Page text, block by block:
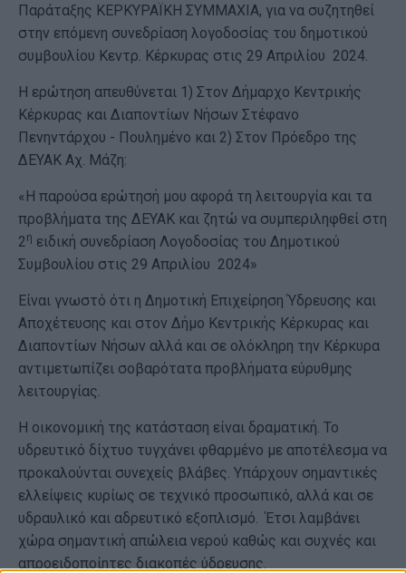
Παράταξης ΚΕΡΚΥΡΑΪΚΗ ΣΥΜΜΑΧΙΑ, για να συζητηθεί
στην επόμενη συνεδρίαση λογοδοσίας του δημοτικού
συμβουλίου Κεντρ. Κέρκυρας στις 29 Απριλίου 2024.
Η ερώτηση απευθύνεται 1) Στον Δήμαρχο Κεντρικής
Κέρκυρας και Διαποντίων Νήσων Στέφανο
Πενηντάρχου - Πουλημένο και 2) Στον Πρόεδρο της
ΔΕΥΑΚ Αχ. Μάζη:
«Η παρούσα ερώτησή μου αφορά τη λειτουργία και τα
προβλήματα της ΔΕΥΑΚ και ζητώ να συμπεριληφθεί στη
2 η ειδική συνεδρίαση Λογοδοσίας του Δημοτικού
Συμβουλίου στις 29 Απριλίου 2024»
Είναι γνωστό ότι η Δημοτική Επιχείρηση Ύδρευσης και
Αποχέτευσης και στον Δήμο Κεντρικής Κέρκυρας και
Διαποντίων Νήσων αλλά και σε ολόκληρη την Κέρκυρα
αντιμετωπίζει σοβαρότατα προβλήματα εύρυθμης
λειτουργίας.
Η οικονομική της κατάσταση είναι δραματική. Το
υδρευτικό δίχτυο τυγχάνει φθαρμένο με αποτέλεσμα να
προκαλούνται συνεχείς βλάβες. Υπάρχουν σημαντικές
ελλείψεις κυρίως σε τεχνικό προσωπικό, αλλά και σε
υδραυλικό και αδρευτικό εξοπλισμό. Έτσι λαμβάνει
χώρα σημαντική απώλεια νερού καθώς και συχνές και
απροειδοποίητες διακοπές ύδρευσης.